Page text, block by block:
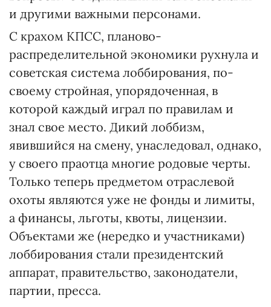
и другими важными персонами.
С крахом КПСС, планово-
распределительной экономики рухнула и
советская система лоббирования, по-
своему стройная, упорядоченная, в
которой каждый играл по правилам и
знал свое место. Дикий лоббизм,
явившийся на смену, унаследовал, однако,
у своего праотца многие родовые черты.
Только теперь предметом отраслевой
охоты являются уже не фонды и лимиты,
а финансы, льготы, квоты, лицензии.
Объектами же (нередко и участниками)
лоббирования стали президентский
аппарат, правительство, законодатели,
партии, пресса.